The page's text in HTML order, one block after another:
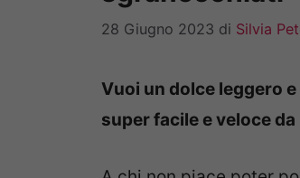
28 Giugno 2023 di Silvia
Vuoi un dolce leggero
super facile e veloce